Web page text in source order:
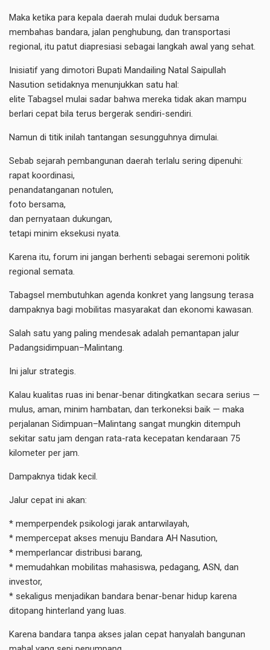
Maka ketika para kepala daerah mulai duduk bersama
membahas bandara, jalan penghubung, dan transportasi
regional, itu patut diapresiasi sebagai langkah awal yang sehat.
Inisiatif yang dimotori Bupati Mandailing Natal Saipullah
Nasution setidaknya menunjukkan satu hal:
elite Tabagsel mulai sadar bahwa mereka tidak akan mampu
berlari cepat bila terus bergerak sendiri-sendiri.
Namun di titik inilah tantangan sesungguhnya dimulai.
Sebab sejarah pembangunan daerah terlalu sering dipenuhi:
rapat koordinasi,
penandatanganan notulen,
foto bersama,
dan pernyataan dukungan,
tetapi minim eksekusi nyata.
Karena itu, forum ini jangan berhenti sebagai seremoni politik
regional semata.
Tabagsel membutuhkan agenda konkret yang langsung terasa
dampaknya bagi mobilitas masyarakat dan ekonomi kawasan.
Salah satu yang paling mendesak adalah pemantapan jalur
Padangsidimpuan–Malintang.
Ini jalur strategis.
Kalau kualitas ruas ini benar-benar ditingkatkan secara serius —
mulus, aman, minim hambatan, dan terkoneksi baik — maka
perjalanan Sidimpuan–Malintang sangat mungkin ditempuh
sekitar satu jam dengan rata-rata kecepatan kendaraan 75
kilometer per jam.
Dampaknya tidak kecil.
Jalur cepat ini akan:
* memperpendek psikologi jarak antarwilayah,
* mempercepat akses menuju Bandara AH Nasution,
* memperlancar distribusi barang,
* memudahkan mobilitas mahasiswa, pedagang, ASN, dan
investor,
* sekaligus menjadikan bandara benar-benar hidup karena
ditopang hinterland yang luas.
Karena bandara tanpa akses jalan cepat hanyalah bangunan